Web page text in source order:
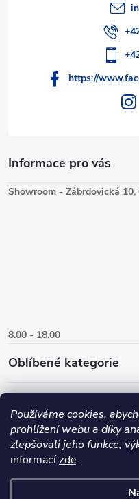
Používáme cookies,
prohlížení webu a díky
zlepšovali jeho funkce,
informacízde.
Informace pro vás
https://
Showroom - Zábrdovická
8.00 - 18.00
Oblíbené kategorie